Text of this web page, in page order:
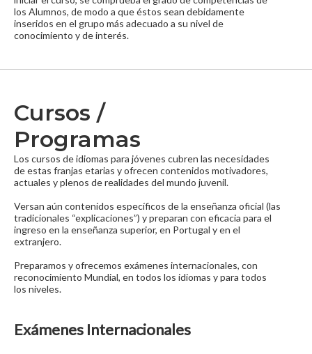
los Alumnos, de modo a que éstos sean debidamente
inseridos en el grupo más adecuado a su nivel de
conocimiento y de interés.
Cursos /
Programas
Los cursos de idiomas para jóvenes cubren las necesidades
de estas franjas etarias y ofrecen contenidos motivadores,
actuales y plenos de realidades del mundo juvenil.
Versan aún contenidos específicos de la enseñanza oficial (las
tradicionales “explicaciones”) y preparan con eficacia para el
ingreso en la enseñanza superior, en Portugal y en el
extranjero.
Preparamos y ofrecemos exámenes internacionales, con
reconocimiento Mundial, en todos los idiomas y para todos
los niveles.
Exámenes Internacionales